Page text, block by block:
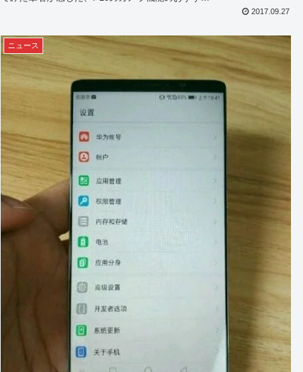
2017.09.27
ニュース